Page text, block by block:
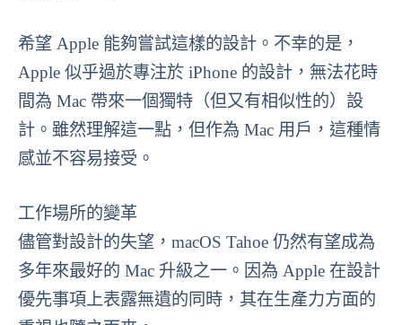
希望 Apple 能夠嘗試這樣的設計。不幸的是，
Apple 似乎過於專注於 iPhone 的設計，無法花時
間為 Mac 帶來一個獨特（但又有相似性的）設
計。雖然理解這一點，但作為 Mac 用戶，這種情
感並不容易接受。
工作場所的變革
儘管對設計的失望，macOS Tahoe 仍然有望成為
多年來最好的 Mac 升級之一。因為 Apple 在設計
優先事項上表露無遺的同時，其在生產力方面的